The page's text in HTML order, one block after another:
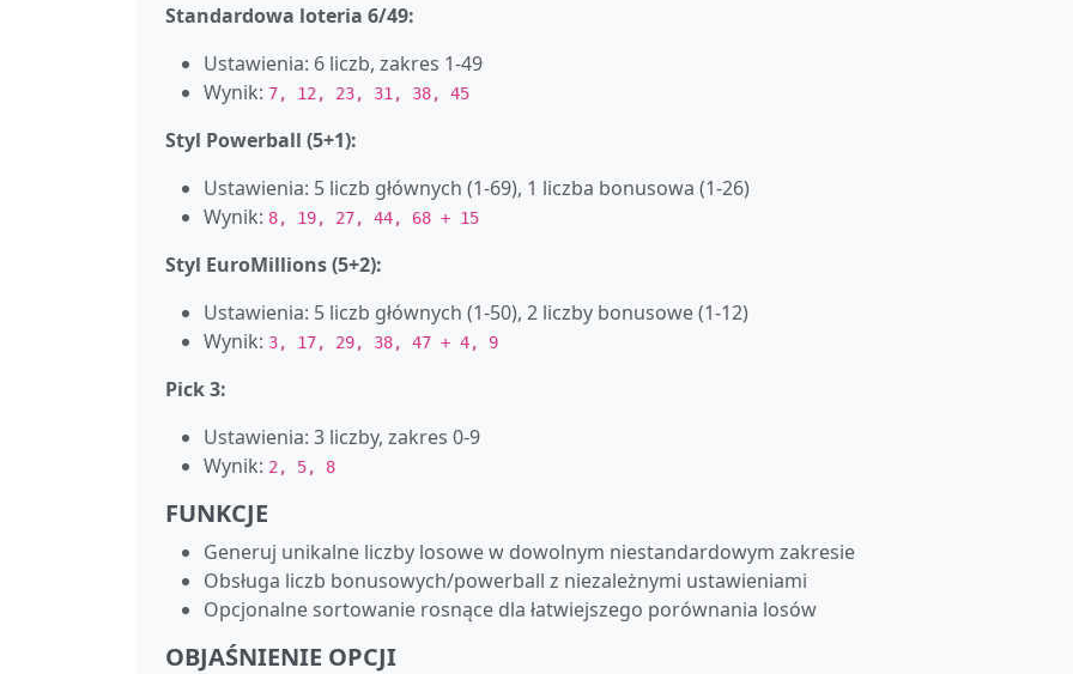
Standardowa loteria 6/49:
Ustawienia: 6 liczb, zakres 1-49
Wynik: 7, 12, 23, 31, 38, 45
Styl Powerball (5+1):
Ustawienia: 5 liczb głównych (1-69), 1 liczba bonusowa (1-26)
Wynik: 8, 19, 27, 44, 68 + 15
Styl EuroMillions (5+2):
Ustawienia: 5 liczb głównych (1-50), 2 liczby bonusowe (1-12)
Wynik: 3, 17, 29, 38, 47 + 4, 9
Pick 3:
Ustawienia: 3 liczby, zakres 0-9
Wynik: 2, 5, 8
FUNKCJE
Generuj unikalne liczby losowe w dowolnym niestandardowym zakresie
Obsługa liczb bonusowych/powerball z niezależnymi ustawieniami
Opcjonalne sortowanie rosnące dla łatwiejszego porównania losów
OBJAŚNIENIE OPCJI